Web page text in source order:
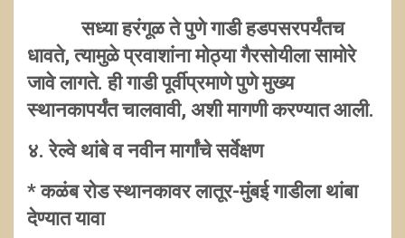
सध्या हरंगूळ ते पुणे गाडी हडपसरपर्यंतच
धावते, त्यामुळे प्रवाशांना मोठ्या गैरसोयीला सामोरे
जावे लागते. ही गाडी पूर्वीप्रमाणे पुणे मुख्य
स्थानकापर्यंत चालवावी, अशी मागणी करण्यात आली.
४. रेल्वे थांबे व नवीन मार्गांचे सर्वेक्षण
* कळंब रोड स्थानकावर लातूर-मुंबई गाडीला थांबा
देण्यात यावा